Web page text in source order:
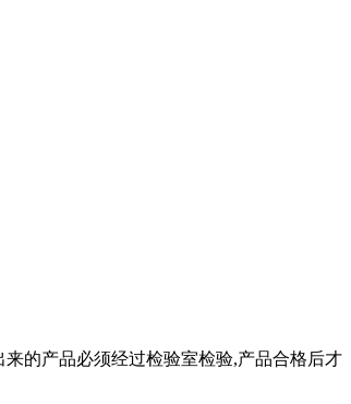
的产品必须经过检验室检验,产品合格后才